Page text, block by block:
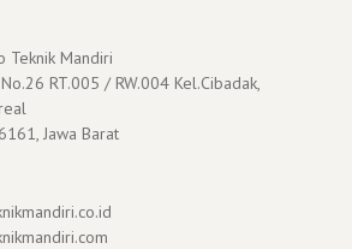
Teknik Mandiri
RT.005 / RW.004 Kel.Cibadak,
Jawa Barat